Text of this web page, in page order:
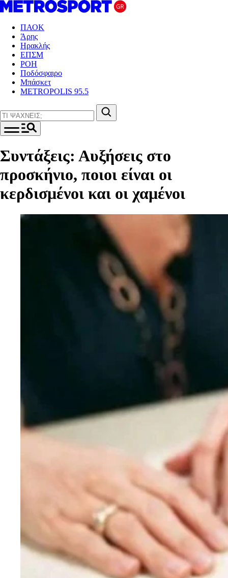
ΠΑΟΚ
Άρης
Ηρακλής
ΕΠΣΜ
ΡΟΗ
Ποδόσφαιρο
Μπάσκετ
METROPOLIS 95.5
Συντάξεις: Αυξήσεις στο
προσκήνιο, ποιοι είναι οι
κερδισμένοι και οι χαμένοι